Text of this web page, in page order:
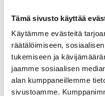
Tämä sivusto käyttää
Käytämme evästeitä
räätälöimiseen,
tukemiseen ja
jaamme sosiaalisen
alan kumppaneillemme
sivustoamme.
pääasiassa arkisin
toteuttamaan siten,
pysyvät